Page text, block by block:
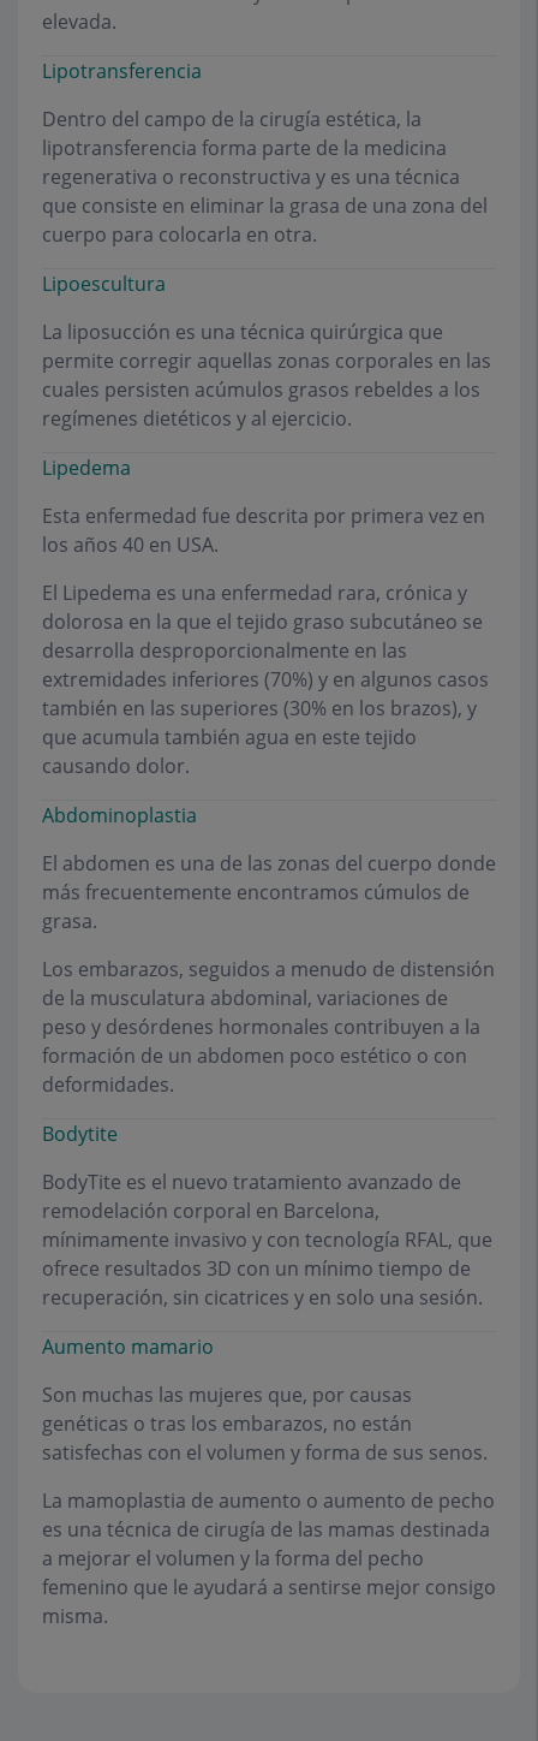
elevada.
Lipotransferencia
Dentro del campo de la cirugía estética, la
lipotransferencia forma parte de la medicina
regenerativa o reconstructiva y es una técnica
que consiste en eliminar la grasa de una zona del
cuerpo para colocarla en otra.
Lipoescultura
La liposucción es una técnica quirúrgica que
permite corregir aquellas zonas corporales en las
cuales persisten acúmulos grasos rebeldes a los
regímenes dietéticos y al ejercicio.
Lipedema
Esta enfermedad fue descrita por primera vez en
los años 40 en USA.
El Lipedema es una enfermedad rara, crónica y
dolorosa en la que el tejido graso subcutáneo se
desarrolla desproporcionalmente en las
extremidades inferiores (70%) y en algunos casos
también en las superiores (30% en los brazos), y
que acumula también agua en este tejido
causando dolor.
Abdominoplastia
El abdomen es una de las zonas del cuerpo donde
más frecuentemente encontramos cúmulos de
grasa.
Los embarazos, seguidos a menudo de distensión
de la musculatura abdominal, variaciones de
peso y desórdenes hormonales contribuyen a la
formación de un abdomen poco estético o con
deformidades.
Bodytite
BodyTite es el nuevo tratamiento avanzado de
remodelación corporal en Barcelona,
mínimamente invasivo y con tecnología RFAL, que
ofrece resultados 3D con un mínimo tiempo de
recuperación, sin cicatrices y en solo una sesión.
Aumento mamario
Son muchas las mujeres que, por causas
genéticas o tras los embarazos, no están
satisfechas con el volumen y forma de sus senos.
La mamoplastia de aumento o aumento de pecho
es una técnica de cirugía de las mamas destinada
a mejorar el volumen y la forma del pecho
femenino que le ayudará a sentirse mejor consigo
misma.